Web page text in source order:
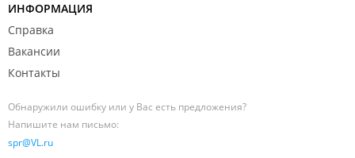
ИНФОРМАЦИЯ
Справка
Вакансии
Контакты
Обнаружили ошибку или у Вас есть предложения?
Напишите нам письмо:
spr@VL.ru